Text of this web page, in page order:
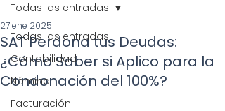
Todas las entradas
Contabilidad
Nómina
Facturación
Todas las entradas
SAT Perdona tus Deudas:
¿Cómo Saber si Aplico para la
Condonación del 100%?
27 ene 2025